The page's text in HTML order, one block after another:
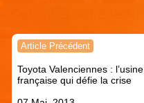
Navigation
l’article
Article Précédent
Toyota Valenciennes : l’usine
française qui défie la crise